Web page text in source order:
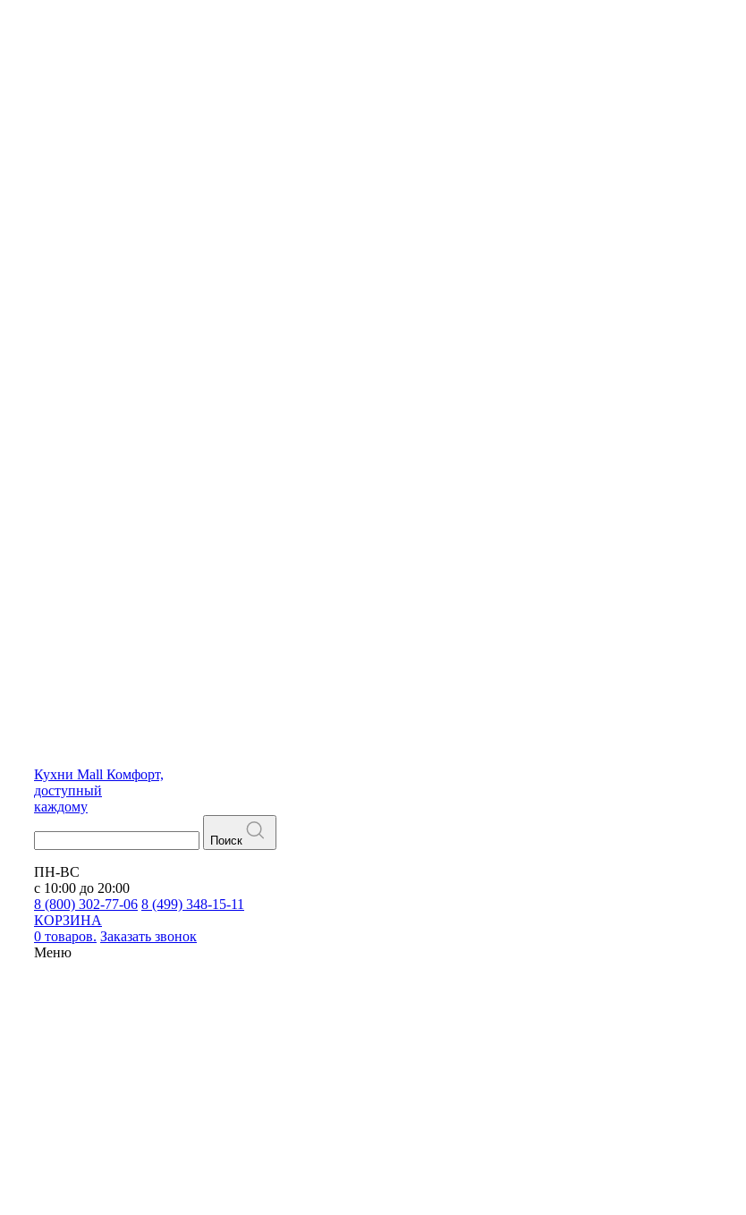
Кухни Mall Комфорт,
доступный
каждому
Поиск
ПН-ВС
с 10:00 до 20:00
8 (800) 302-77-06 8 (499) 348-15-11
КОРЗИНА
0 товаров. Заказать звонок
Меню